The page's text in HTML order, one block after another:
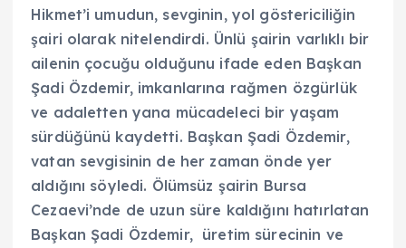
Hikmet’i umudun, sevginin, yol göstericiliğin
şairi olarak nitelendirdi. Ünlü şairin varlıklı bir
ailenin çocuğu olduğunu ifade eden Başkan
Şadi Özdemir, imkanlarına rağmen özgürlük
ve adaletten yana mücadeleci bir yaşam
sürdüğünü kaydetti. Başkan Şadi Özdemir,
vatan sevgisinin de her zaman önde yer
aldığını söyledi. Ölümsüz şairin Bursa
Cezaevi’nde de uzun süre kaldığını hatırlatan
Başkan Şadi Özdemir, üretim sürecinin ve